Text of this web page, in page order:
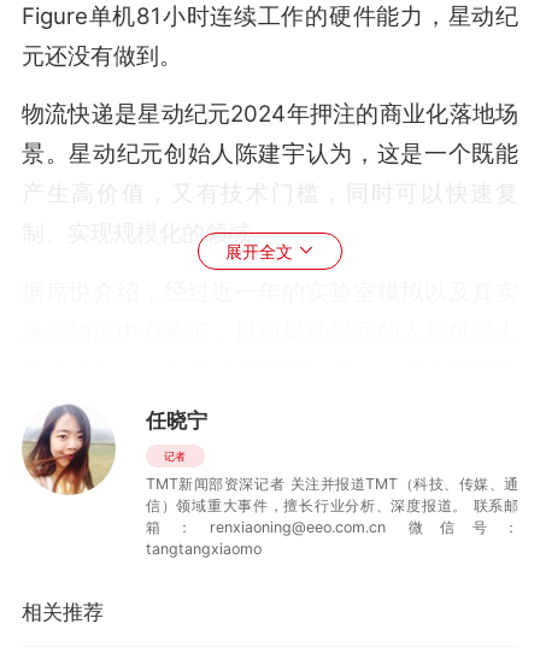
Figure单机81小时连续工作的硬件能力，星动纪
元还没有做到。
物流快递是星动纪元2024年押注的商业化落地场
景。星动纪元创始人陈建宇认为，这是一个既能
制、实现规模化的领域。
部署阶段。今年年初，星动纪元在中国邮政等物
流中心只有十几台人形机器人，5月底增加到上百
台。预计2026年会部署上千台。在这些物流中
心，人形机器人平均能达到人类分拣员90%的效
底，机器人的分拣速度有望超越人类。
展开全文
任晓宁
记者
TMT新闻部资深记者 关注并报道TMT（科技、传媒、通
信）领域重大事件，擅长行业分析、深度报道。 联系邮
箱：renxiaoning@eeo.com.cn 微信号：
tangtangxiaomo
相关推荐